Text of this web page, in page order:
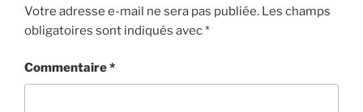
Votre adresse e-mail ne sera pas publiée. Les champs
obligatoires sont indiqués avec*
Commentaire*